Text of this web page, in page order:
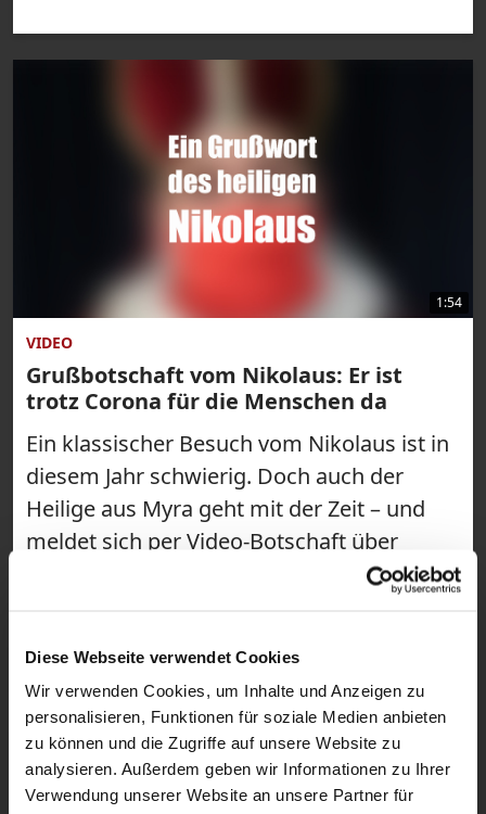
Diese Webseite verwendet Cookies
Wir verwenden Cookies, um Inhalte und Anzeigen zu
personalisieren, Funktionen für soziale Medien anbieten
zu können und die Zugriffe auf unsere Website zu
analysieren. Außerdem geben wir Informationen zu Ihrer
Verwendung unserer Website an unsere Partner für
1:54
VIDEO
Grußbotschaft vom Nikolaus: Er ist
trotz Corona für die Menschen da
Ein klassischer Besuch vom Nikolaus ist in
diesem Jahr schwierig. Doch auch der
Heilige aus Myra geht mit der Zeit – und
meldet sich per Video-Botschaft über
katholisch.de zu Wort. Dabei verrät er